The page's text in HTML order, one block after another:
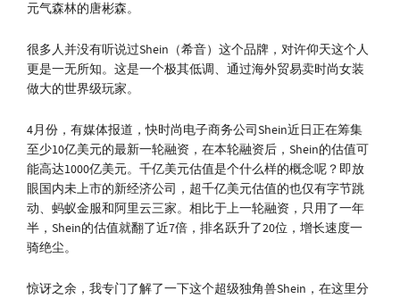
元气森林的唐彬森。
很多人并没有听说过Shein（希音）这个品牌，对许仰天这个人
更是一无所知。这是一个极其低调、通过海外贸易卖时尚女装
做大的世界级玩家。
4月份，有媒体报道，快时尚电子商务公司Shein近日正在筹集
至少10亿美元的最新一轮融资，在本轮融资后，Shein的估值可
能高达1000亿美元。千亿美元估值是个什么样的概念呢？即放
眼国内未上市的新经济公司，超千亿美元估值的也仅有字节跳
动、蚂蚁金服和阿里云三家。相比于上一轮融资，只用了一年
半，Shein的估值就翻了近7倍，排名跃升了20位，增长速度一
骑绝尘。
惊讶之余，我专门了解了一下这个超级独角兽Shein，在这里分